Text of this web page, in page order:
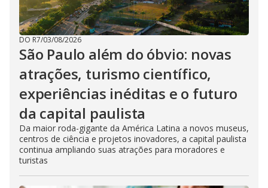
DO R7/03/08/2026
São Paulo além do óbvio: novas
atrações, turismo científico,
experiências inéditas e o futuro
da capital paulista
Da maior roda-gigante da América Latina a novos museus,
centros de ciência e projetos inovadores, a capital paulista
continua ampliando suas atrações para moradores e
turistas